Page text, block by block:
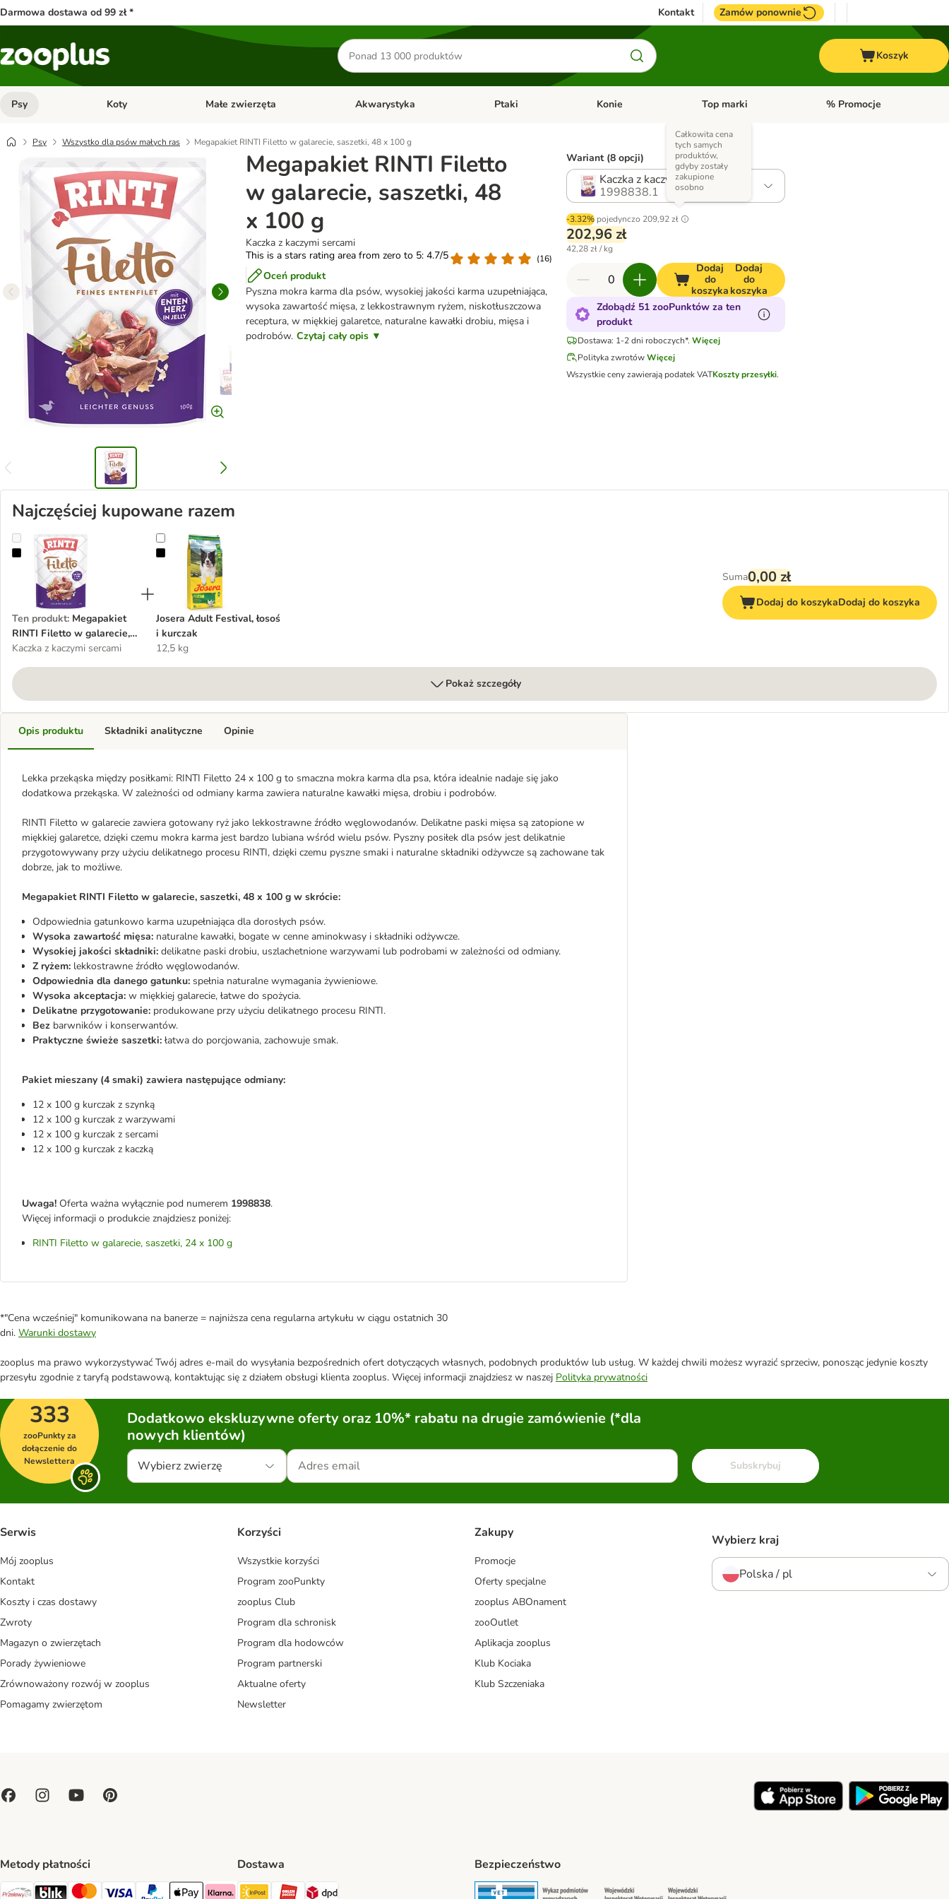
Darmowa dostawa od 99 zł * Kontakt Zamów ponownie
Szukaj
produktów
Koszyk
Psy Otwórz menu kategorii: Psy
Koty Otwórz menu kategorii: Koty
Małe zwierzęta Otwórz menu kategorii: Małe zwierzęta
Akwarystyka Otwórz menu kategorii: Akwarystyka
Ptaki Otwórz menu kategorii: Ptaki
Konie Otwórz menu kategorii: Konie
Top marki Otwórz menu kategorii: Top
% Promocje
Psy Wszystko dla psów małych ras Megapakiet RINTI Filetto w galarecie, saszetki, 48 x 100 g
Megapakiet RINTI Filetto
w galarecie, saszetki, 48
x 100 g
Kaczka z kaczymi sercami
This is a stars rating area from zero to 5: 4.7/5
(16)
Oceń produkt
Pyszna mokra karma dla psów, wysokiej jakości karma uzupełniająca,
wysoka zawartość mięsa, z lekkostrawnym ryżem, niskotłuszczowa
receptura, w miękkiej galaretce, naturalne kawałki drobiu, mięsa i
podrobów. Czytaj cały opis ▼
Wariant (8 opcji)
Kaczka z kaczymi sercami
1998838.1
-3.32% pojedynczo 209,92 zł
Całkowita cena
tych samych
produktów,
gdyby zostały
zakupione
osobno
202,96 zł
42,28 zł / kg
Dodaj
do
koszyka
Dodaj
do
koszyka
Zdobądź 51 zooPunktów za ten
produkt
Dostawa: 1-2 dni roboczych*. Więcej
Polityka zwrotówWięcej
Wszystkie ceny zawierają podatek VATKoszty przesyłki.
Najczęściej kupowane razem
Megapakiet RINTI Filetto w galarecie, saszetki, 48 x 100 g
Ten produkt: Megapakiet
RINTI Filetto w galarecie,
saszetki, 48 x 100 g
Kaczka z kaczymi sercami
Josera Adult Festival, łosoś i kurczak
Josera Adult Festival, łosoś
i kurczak
12,5 kg
Suma0,00 zł
Dodaj do koszykaDodaj do koszyka
Pokaż szczegóły
Opis produktu
Lekka przekąska między posiłkami: RINTI Filetto 24 x 100 g to smaczna mokra karma dla psa, która idealnie nadaje się jako
dodatkowa przekąska. W zależności od odmiany karma zawiera naturalne kawałki mięsa, drobiu i podrobów.
RINTI Filetto w galarecie zawiera gotowany ryż jako lekkostrawne źródło węglowodanów. Delikatne paski mięsa są zatopione w
miękkiej galaretce, dzięki czemu mokra karma jest bardzo lubiana wśród wielu psów. Pyszny posiłek dla psów jest delikatnie
przygotowywany przy użyciu delikatnego procesu RINTI, dzięki czemu pyszne smaki i naturalne składniki odżywcze są zachowane tak
dobrze, jak to możliwe.
Megapakiet RINTI Filetto w galarecie, saszetki, 48 x 100 g w skrócie:
Odpowiednia gatunkowo karma uzupełniająca dla dorosłych psów.
Wysoka zawartość mięsa: naturalne kawałki, bogate w cenne aminokwasy i składniki odżywcze.
Wysokiej jakości składniki: delikatne paski drobiu, uszlachetnione warzywami lub podrobami w zależności od odmiany.
Z ryżem: lekkostrawne źródło węglowodanów.
Odpowiednia dla danego gatunku: spełnia naturalne wymagania żywieniowe.
Wysoka akceptacja: w miękkiej galarecie, łatwe do spożycia.
Delikatne przygotowanie: produkowane przy użyciu delikatnego procesu RINTI.
Bez barwników i konserwantów.
Praktyczne świeże saszetki: łatwa do porcjowania, zachowuje smak.
Pakiet mieszany (4 smaki) zawiera następujące odmiany:
12 x 100 g kurczak z szynką
12 x 100 g kurczak z warzywami
12 x 100 g kurczak z sercami
12 x 100 g kurczak z kaczką
Uwaga! Oferta ważna wyłącznie pod numerem 1998838.
Więcej informacji o produkcie znajdziesz poniżej:
RINTI Filetto w galarecie, saszetki, 24 x 100 g
Składniki analityczne Opinie
*"Cena wcześniej" komunikowana na banerze = najniższa cena regularna artykułu w ciągu ostatnich 30
dni. Warunki dostawy
zooplus ma prawo wykorzystywać Twój adres e-mail do wysyłania bezpośrednich ofert dotyczących własnych, podobnych produktów lub usług. W każdej chwili możesz wyrazić sprzeciw, ponosząc jedynie koszty
przesyłu zgodnie z taryfą podstawową, kontaktując się z działem obsługi klienta zooplus. Więcej informacji znajdziesz w naszej Polityka prywatności
333
zooPunkty za
dołączenie do
Newslettera
Dodatkowo ekskluzywne oferty oraz 10%* rabatu na drugie zamówienie (*dla
nowych klientów)
Wybierz zwierzę Subskrybuj
Serwis
Mój zooplus
Kontakt
Koszty i czas dostawy
Zwroty
Magazyn o zwierzętach
Porady żywieniowe
Zrównoważony rozwój w zooplus
Pomagamy zwierzętom
Korzyści
Wszystkie korzyści
Program zooPunkty
zooplus Club
Program dla schronisk
Program dla hodowców
Program partnerski
Aktualne oferty
Newsletter
Zakupy
Promocje
Oferty specjalne
zooplus ABOnament
zooOutlet
Aplikacja zooplus
Klub Kociaka
Klub Szczeniaka
Wybierz kraj
Polska / pl
Metody płatności Dostawa
Paczkomat® Shipping Method
ORLEN Paczka Shipping Method
Bezpieczeństwo
Security Security Security